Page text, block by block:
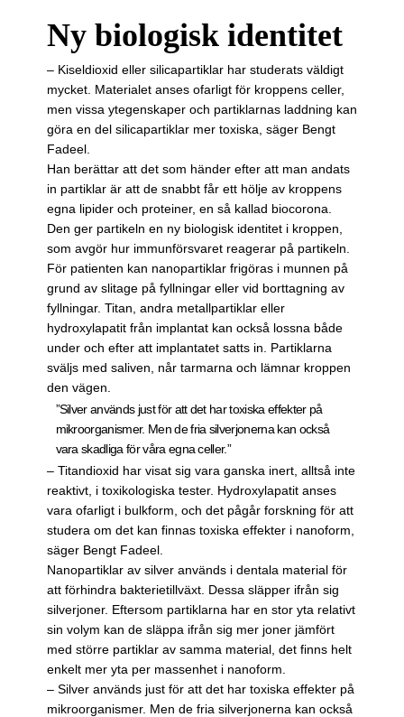
Ny biologisk identitet
– Kiseldioxid eller silicapartiklar har studerats väldigt
mycket. Materialet anses ofarligt för kroppens celler,
men vissa ytegenskaper och partiklarnas laddning kan
göra en del silicapartiklar mer toxiska, säger Bengt
Fadeel.
Han berättar att det som händer efter att man andats
in partiklar är att de snabbt får ett hölje av kroppens
egna lipider och proteiner, en så kallad biocorona.
Den ger partikeln en ny biologisk identitet i kroppen,
som avgör hur immunförsvaret reagerar på partikeln.
För patienten kan nanopartiklar frigöras i munnen på
grund av slitage på fyllningar eller vid borttagning av
fyllningar. Titan, and­ra metallpartiklar eller
hydroxylapatit från implantat kan också lossna både
under och efter att implantatet satts in. Partiklarna
sväljs med saliven, når tarmarna och lämnar kroppen
den vägen.
”Silver används just för att det har toxiska effekter på
mikroorganismer. Men de fria silverjonerna kan också
vara skadliga för våra egna celler.”
– Titandioxid har visat sig vara ganska inert, alltså inte
reaktivt, i toxikologiska tester. Hydroxylapatit anses
vara ofarligt i bulkform, och det pågår forskning för att
studera om det kan finnas toxiska effekter i nanoform,
säger Bengt Fadeel.
Nanopartiklar av silver används i dentala material för
att förhindra bakterietillväxt. Dessa släpper ifrån sig
silver­joner. Eftersom partiklarna har en stor yta relativt
sin volym kan de släppa ifrån sig mer joner jämfört
med större partiklar av samma material, det finns helt
enkelt mer yta per massenhet i nanoform.
– Silver används just för att det har toxiska effekter på
mikroorganismer. Men de fria silverjonerna kan också